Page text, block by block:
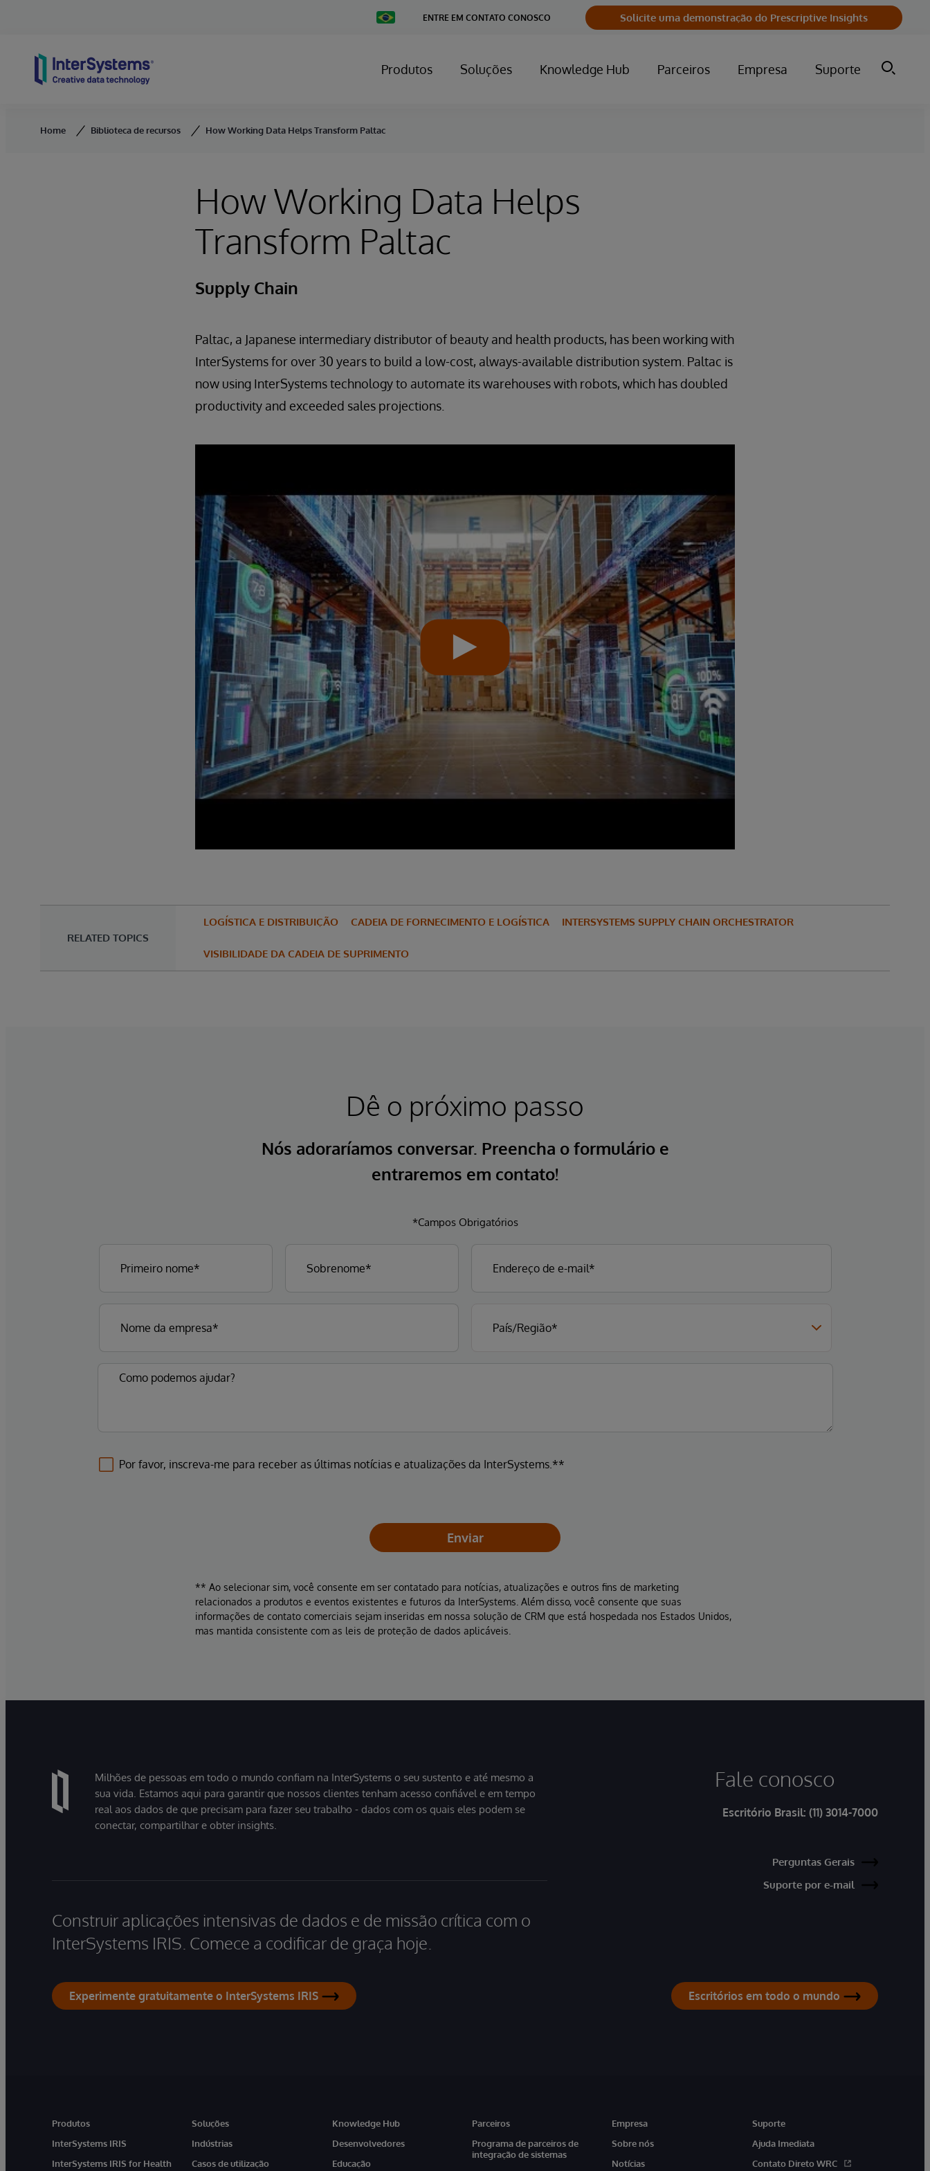
Change
Country
ENTRE EM CONTATO CONOSCO Solicite uma demonstração do Prescriptive Insights
Produtos Soluções Knowledge Hub Parceiros Empresa Suporte
Home Biblioteca de recursos How Working Data Helps Transform Paltac
How Working Data Helps
Transform Paltac
Supply Chain
Paltac, a Japanese intermediary distributor of beauty and health products, has been working with
InterSystems for over 30 years to build a low-cost, always-available distribution system. Paltac is
now using InterSystems technology to automate its warehouses with robots, which has doubled
productivity and exceeded sales projections.
RELATED TOPICS
LOGÍSTICA E DISTRIBUIÇÃO CADEIA DE FORNECIMENTO E LOGÍSTICA INTERSYSTEMS SUPPLY CHAIN ORCHESTRATOR
VISIBILIDADE DA CADEIA DE SUPRIMENTO
Dê o próximo passo
Nós adoraríamos conversar. Preencha o formulário e
entraremos em contato!
*Campos Obrigatórios
Por favor, inscreva-me para receber as últimas notícias e atualizações da InterSystems.**
Enviar
** Ao selecionar sim, você consente em ser contatado para notícias, atualizações e outros fins de marketing
relacionados a produtos e eventos existentes e futuros da InterSystems. Além disso, você consente que suas
informações de contato comerciais sejam inseridas em nossa solução de CRM que está hospedada nos Estados Unidos,
mas mantida consistente com as leis de proteção de dados aplicáveis.
Milhões de pessoas em todo o mundo confiam na InterSystems o seu sustento e até mesmo a
sua vida. Estamos aqui para garantir que nossos clientes tenham acesso confiável e em tempo
real aos dados de que precisam para fazer seu trabalho - dados com os quais eles podem se
conectar, compartilhar e obter insights.
Construir aplicações intensivas de dados e de missão crítica com o
InterSystems IRIS. Comece a codificar de graça hoje.
Experimente gratuitamente o InterSystems IRIS
Fale conosco
Escritório Brasil: (11) 3014-7000
Perguntas Gerais
Suporte por e-mail
Escritórios em todo o mundo
Produtos
InterSystems IRIS
InterSystems IRIS for Health
Soluções
Indústrias
Casos de utilização
Knowledge Hub
Desenvolvedores
Educação
Parceiros
Programa de parceiros de
integração de sistemas
Empresa
Sobre nós
Notícias
Suporte
Ajuda Imediata
Contato Direto WRC